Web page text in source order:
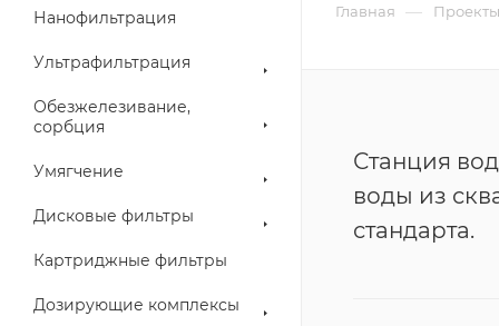
Нанофильтрация
Ультрафильтрация
Обезжелезивание,
сорбция
Умягчение
Дисковые фильтры
Картриджные фильтры
Дозирующие комплексы
Главная — Проекты
Станция
воды из
стандарта.